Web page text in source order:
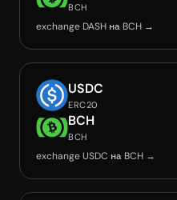
BCH
exchange DASH на BCH →
USDC
ERC20
BCH
BCH
exchange USDC на BCH →